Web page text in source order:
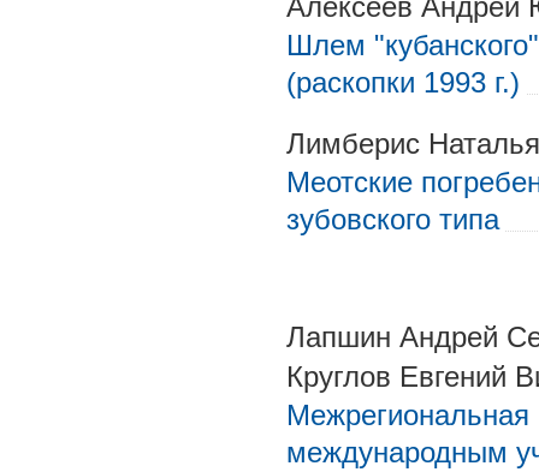
Алексеев Андрей
Шлем
(раскопки 1993 г.)
Лимберис
Меотские
зубовского типа
Лапшин Андрей
Круглов Евгений
Межрегиональная
международным